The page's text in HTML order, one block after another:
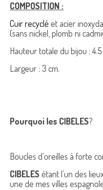
COMPOSITION :
Cuir recyclé et acier
(sans nickel, plomb ni
Hauteur totale du bijou :
Largeur : 3 cm.
Pourquoi les CIBELES?
Boucles d’oreilles à forte
CIBELES étant l’un des
une de mes villes